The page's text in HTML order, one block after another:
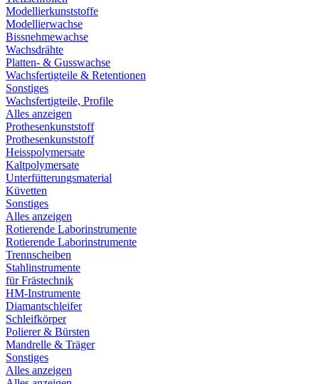
Modellierkunststoffe
Modellierwachse
Bissnehmewachse
Wachsdrähte
Platten- & Gusswachse
Wachsfertigteile & Retentionen
Sonstiges
Wachsfertigteile, Profile
Alles anzeigen
Prothesenkunststoff
Prothesenkunststoff
Heisspolymersate
Kaltpolymersate
Unterfütterungsmaterial
Küvetten
Sonstiges
Alles anzeigen
Rotierende Laborinstrumente
Rotierende Laborinstrumente
Trennscheiben
Stahlinstrumente
für Frästechnik
HM-Instrumente
Diamantschleifer
Schleifkörper
Polierer & Bürsten
Mandrelle & Träger
Sonstiges
Alles anzeigen